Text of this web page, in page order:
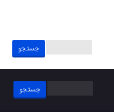
جستجو
برای:
جستجو
برای: